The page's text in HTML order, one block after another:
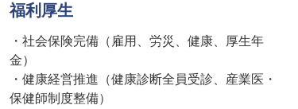
福利厚生
・社会保険完備（雇用、労災、健康、厚生年
金）
・健康経営推進（健康診断全員受診、産業医・
保健師制度整備）